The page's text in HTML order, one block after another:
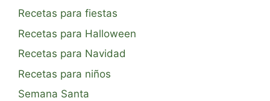
Recetas para fiestas
Recetas para Halloween
Recetas para Navidad
Recetas para niños
Semana Santa